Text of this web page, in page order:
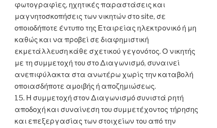
φωτογραφίες, ηχητικές παραστάσεις και
μαγνητοσκοπήσεις των νικητών στο site, σε
οποιοδήποτε έντυπο της Εταιρείας ηλεκτρονικό ή μη
καθώς και να προβεί σε διαφημιστική
εκμετάλλευση κάθε σχετικού γεγονότος. Ο νικητής
με τη συμμετοχή του στο Διαγωνισμό, συναινεί
ανεπιφύλακτα στα ανωτέρω χωρίς την καταβολή
οποιασδήποτε αμοιβής ή αποζημιώσεως.
15. Η συμμετοχή στον Διαγωνισμό συνιστά ρητή
αποδοχή και συναίνεση του συμμετέχοντος τήρησης
και επεξεργασίας των στοιχείων του από την